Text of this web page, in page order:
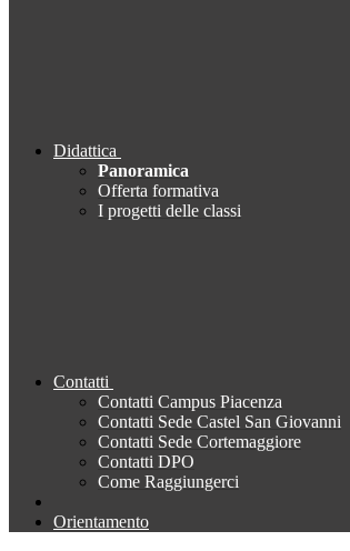
Didattica
Panoramica
Offerta formativa
I progetti delle classi
Contatti
Contatti Campus Piacenza
Contatti Sede Castel San Giovanni
Contatti Sede Cortemaggiore
Contatti DPO
Come Raggiungerci
Orientamento